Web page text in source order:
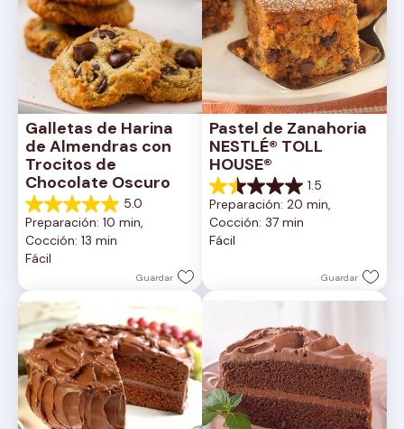
Galletas de Harina
de Almendras con
Trocitos de
Chocolate Oscuro
5.0
5.0
de
5
estrellas.
reseña
Preparación: 10 min,
Cocción: 13 min
Fácil
Guardar
Pastel de Zanahoria
NESTLÉ® TOLL
HOUSE®
1.5
1.5
de
5
estrellas.
Preparación: 20 min,
Cocción: 37 min
Fácil
Guardar